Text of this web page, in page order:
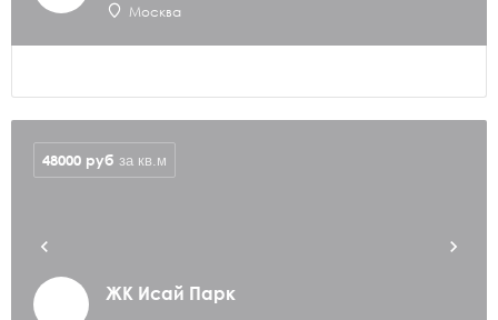
Москва
ЖК Исай Парк
48000 руб за кв.м